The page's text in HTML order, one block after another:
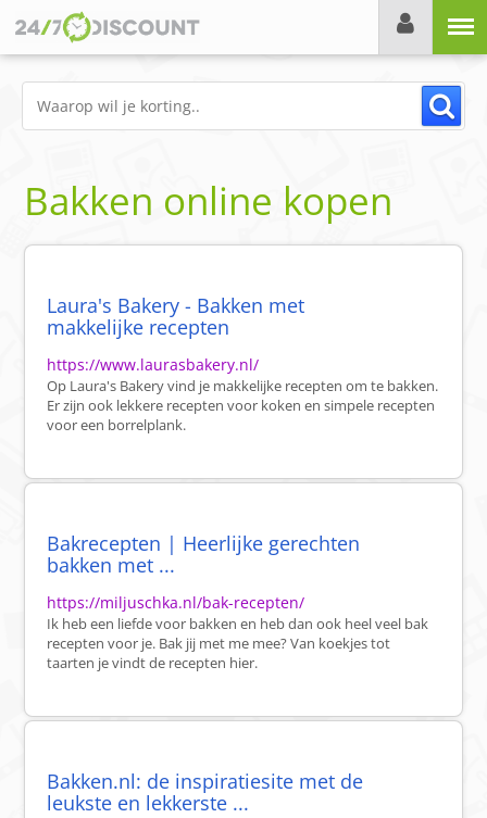
Bakken online kopen
Laura's Bakery - Bakken met
makkelijke recepten
https://www.laurasbakery.nl/
Op Laura's Bakery vind je makkelijke recepten om te bakken.
Er zijn ook lekkere recepten voor koken en simpele recepten
voor een borrelplank.
Bakrecepten | Heerlijke gerechten
bakken met ...
https://miljuschka.nl/bak-recepten/
Ik heb een liefde voor bakken en heb dan ook heel veel bak
recepten voor je. Bak jij met me mee? Van koekjes tot
taarten je vindt de recepten hier.
Bakken.nl: de inspiratiesite met de
leukste en lekkerste ...